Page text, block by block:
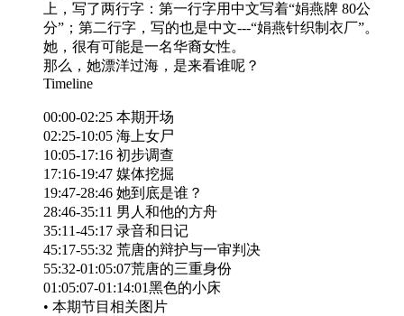
上，写了两行字：第一行字用中文写着“娟燕牌 80公
分”；第二行字，写的也是中文---“娟燕针织制衣厂”。
她，很有可能是一名华裔女性。
那么，她漂洋过海，是来看谁呢？
Timeline
00:00-02:25 本期开场
02:25-10:05 海上女尸
10:05-17:16 初步调查
17:16-19:47 媒体挖掘
19:47-28:46 她到底是谁？
28:46-35:11 男人和他的方舟
35:11-45:17 录音和日记
45:17-55:32 荒唐的辩护与一审判决
55:32-01:05:07荒唐的三重身份
01:05:07-01:14:01黑色的小床
• 本期节目相关图片